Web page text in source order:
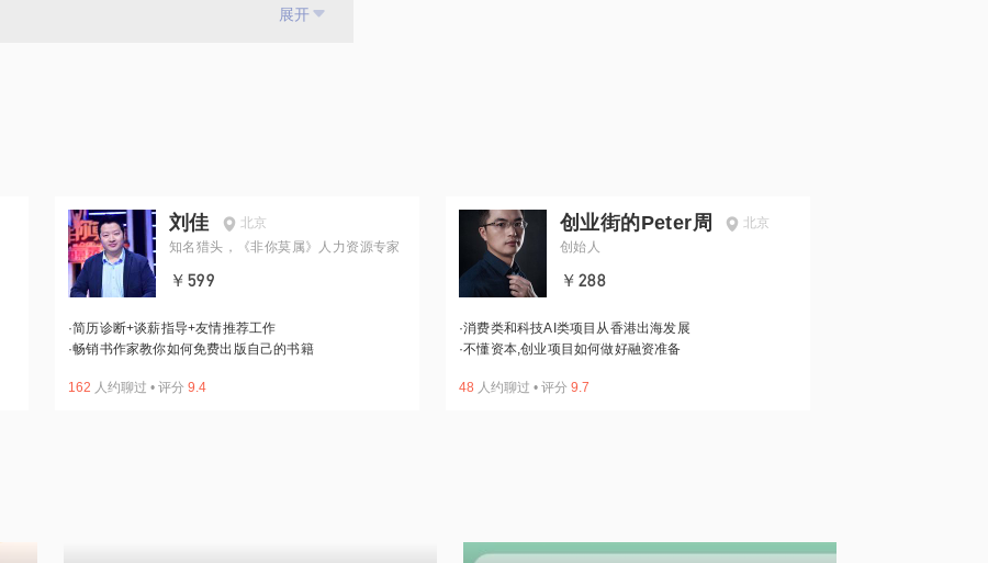
展开
刘佳
北京
知名猎头，《非你莫属》人力资源专家
￥599
·简历诊断+谈薪指导+友情推荐工作
·畅销书作家教你如何免费出版自己的书籍
162 人约聊过 • 评分 9.4
创业街的Peter周
北京
创始人
￥288
·消费类和科技AI类项目从香港出海发展
·不懂资本,创业项目如何做好融资准备
48 人约聊过 • 评分 9.7